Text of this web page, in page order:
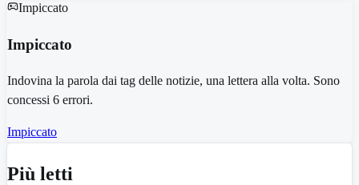
Impiccato
Impiccato
Indovina la parola dai tag delle notizie, una lettera alla volta. Sono
concessi 6 errori.
Impiccato
Più letti